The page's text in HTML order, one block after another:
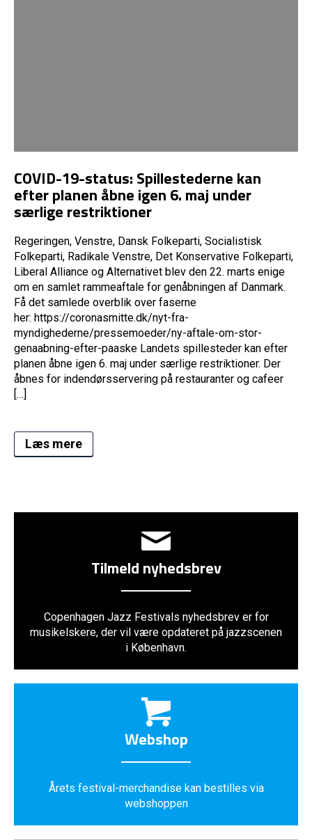
COVID-19-status: Spillestederne kan
efter planen åbne igen 6. maj under
særlige restriktioner
Regeringen, Venstre, Dansk Folkeparti, Socialistisk
Folkeparti, Radikale Venstre, Det Konservative Folkeparti,
Liberal Alliance og Alternativet blev den 22. marts enige
om en samlet rammeaftale for genåbningen af Danmark.
Få det samlede overblik over faserne
her: https://coronasmitte.dk/nyt-fra-
myndighederne/pressemoeder/ny-aftale-om-stor-
genaabning-efter-paaske Landets spillesteder kan efter
planen åbne igen 6. maj under særlige restriktioner. Der
åbnes for indendørsservering på restauranter og cafeer
[…]
Læs mere
Tilmeld nyhedsbrev
Copenhagen Jazz Festivals nyhedsbrev er for
musikelskere, der vil være opdateret på jazzscenen
i København.
Webshop
Årets festival-merchandise kan bestilles via
webshoppen